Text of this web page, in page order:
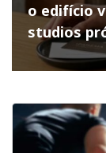
o edifício
studios